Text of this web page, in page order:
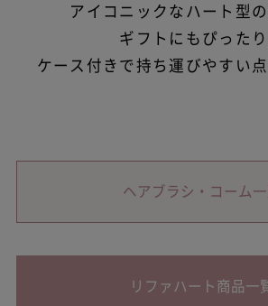
アイコニックなハート型
ギフトにもぴったり
ケース付きで持ち運びやすい点
ヘアブラシ・コーム
リファハート商品一